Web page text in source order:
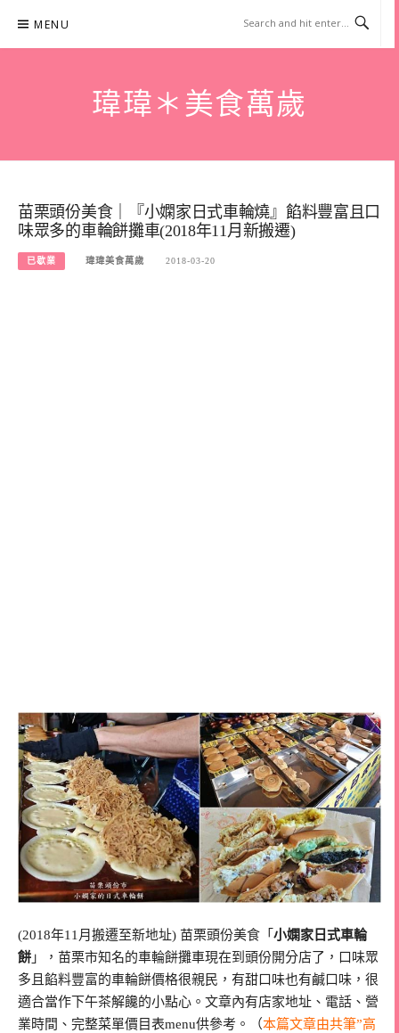
content
MENU
瑋瑋＊美食萬歲
苗栗頭份美食｜『小嫻家日式車輪燒』餡料豐富且口
味眾多的車輪餅攤車(2018年11月新搬遷)
已歇業 瑋瑋美食萬歲 2018-03-20
(2018年11月搬遷至新地址) 苗栗頭份美食「 小嫻家日式車輪
餅 」，苗栗市知名的車輪餅攤車現在到頭份開分店了，口味眾
多且餡料豐富的車輪餅價格很親民，有甜口味也有鹹口味，很
適合當作下午茶解饞的小點心。文章內有店家地址、電話、營
業時間、完整菜單價目表menu供參考。（本篇文章由共筆”高